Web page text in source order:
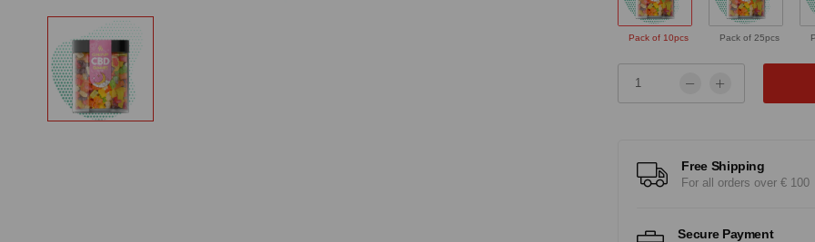
Pack of 10pcs Pack of 25pcs
Free Shipping
For all orders over € 100
Secure Payment